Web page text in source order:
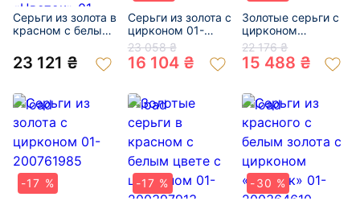
Серьги из золота в
красном с белым
«Цветок» 01-
200946647
23 121 ₴
Серьги из золота с
цирконом 01-
200086275
23 058 ₴
16 104 ₴
Золотые серьги с
цирконом
«Цветок» 01-
200324496
22 176 ₴
15 488 ₴
-17 %
-17 %
-30 %